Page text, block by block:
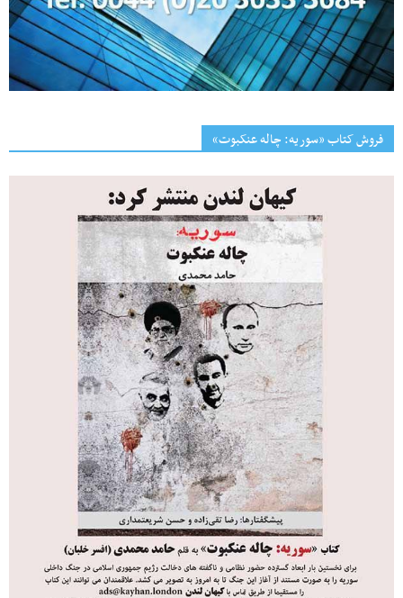
فروش کتاب «سوریه: چاله عنکبوت»